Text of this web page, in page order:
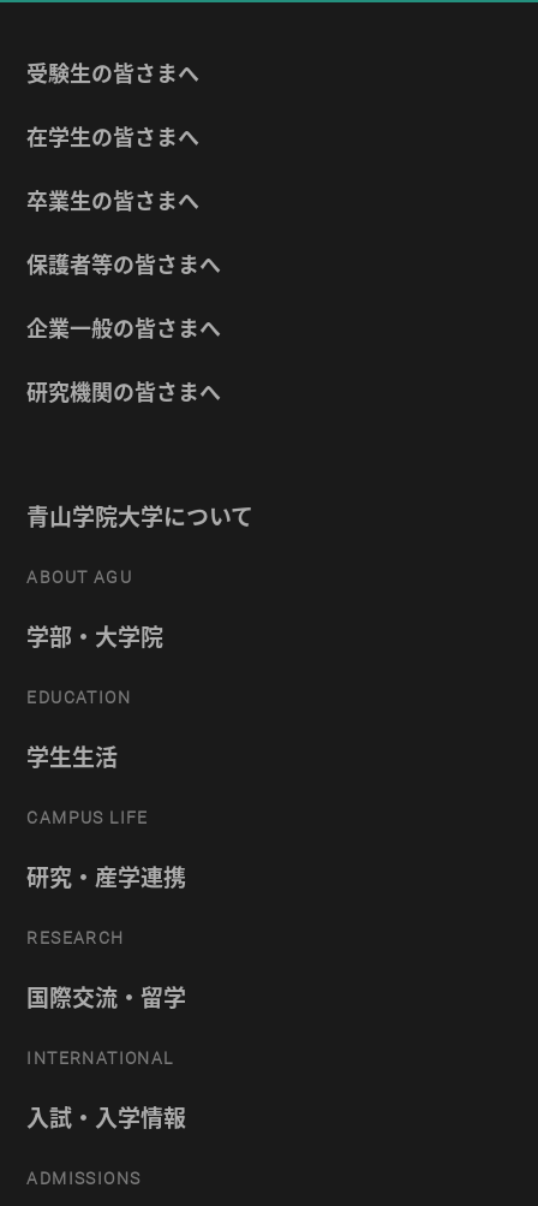
受験生の皆さまへ
在学生の皆さまへ
卒業生の皆さまへ
保護者等の皆さまへ
企業一般の皆さまへ
研究機関の皆さまへ
青山学院大学について
ABOUT AGU
学部・大学院
EDUCATION
学生生活
CAMPUS LIFE
研究・産学連携
RESEARCH
国際交流・留学
INTERNATIONAL
入試・入学情報
ADMISSIONS